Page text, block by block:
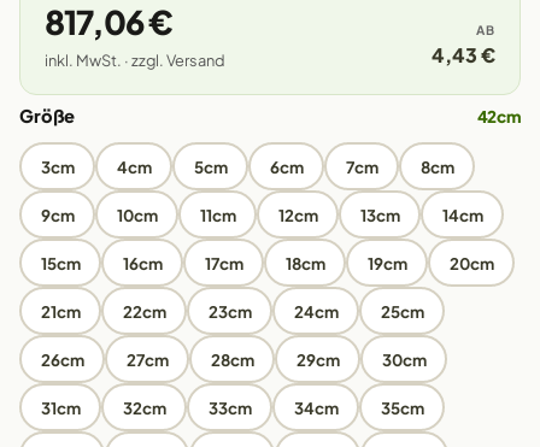
817,06 €
inkl. MwSt. · zzgl. Versand
AB
4,43 €
Größe 42cm
3cm 4cm 5cm 6cm 7cm 8cm
9cm 10cm 11cm 12cm 13cm 14cm
15cm 16cm 17cm 18cm 19cm 20cm
21cm 22cm 23cm 24cm 25cm
26cm 27cm 28cm 29cm 30cm
31cm 32cm 33cm 34cm 35cm